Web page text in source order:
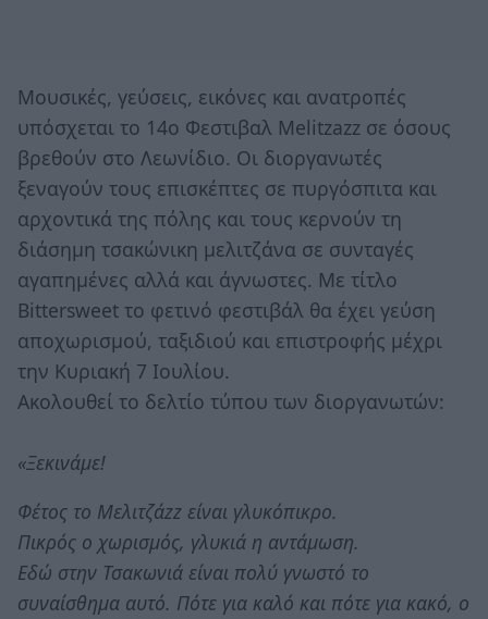
Μουσικές, γεύσεις, εικόνες και ανατροπές
υπόσχεται το 14ο Φεστιβαλ Melitzazz σε όσους
βρεθούν στο Λεωνίδιο. Οι διοργανωτές
ξεναγούν τους επισκέπτες σε πυργόσπιτα και
αρχοντικά της πόλης και τους κερνούν τη
διάσημη τσακώνικη μελιτζάνα σε συνταγές
αγαπημένες αλλά και άγνωστες. Με τίτλο
Bittersweet το φετινό φεστιβάλ θα έχει γεύση
αποχωρισμού, ταξιδιού και επιστροφής μέχρι
την Κυριακή 7 Ιουλίου.
Ακολουθεί το δελτίο τύπου των διοργανωτών:
«Ξεκινάμε!
Φέτος το Μελιτζάzz είναι γλυκόπικρο.
Πικρός ο χωρισμός, γλυκιά η αντάμωση.
Εδώ στην Τσακωνιά είναι πολύ γνωστό το
συναίσθημα αυτό. Πότε για καλό και πότε για κακό, ο